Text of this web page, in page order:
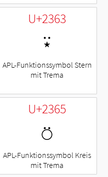
U+2363
⍣
APL-Funktionssymbol Stern
mit Trema
U+2365
⍥
APL-Funktionssymbol Kreis
mit Trema